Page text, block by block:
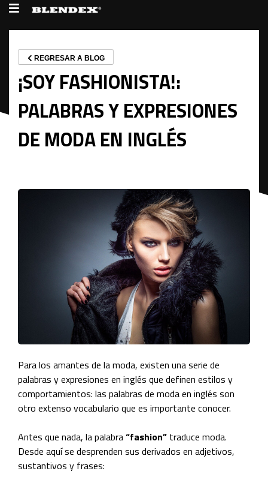
REGRESAR A BLOG
¡SOY FASHIONISTA!:
PALABRAS Y EXPRESIONES
DE MODA EN INGLÉS
Para los amantes de la moda, existen una serie de
palabras y expresiones en inglés que definen estilos y
comportamientos: las palabras de moda en inglés son
otro extenso vocabulario que es importante conocer.
Antes que nada, la palabra“fashion” traduce moda.
Desde aquí se desprenden sus derivados en adjetivos,
sustantivos y frases: